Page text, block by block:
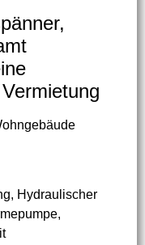
Hydraulischer